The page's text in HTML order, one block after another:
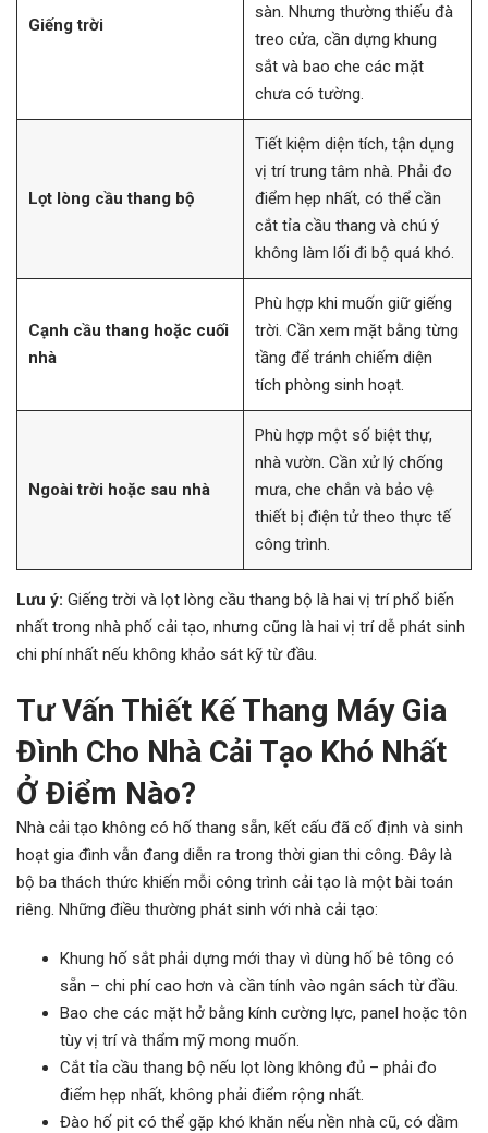
Giếng trời
sàn. Nhưng thường thiếu đà
treo cửa, cần dựng khung
sắt và bao che các mặt
chưa có tường.
Lọt lòng cầu thang bộ
Tiết kiệm diện tích, tận dụng
vị trí trung tâm nhà. Phải đo
điểm hẹp nhất, có thể cần
cắt tỉa cầu thang và chú ý
không làm lối đi bộ quá khó.
Cạnh cầu thang hoặc cuối
nhà
Phù hợp khi muốn giữ giếng
trời. Cần xem mặt bằng từng
tầng để tránh chiếm diện
tích phòng sinh hoạt.
Ngoài trời hoặc sau nhà
Phù hợp một số biệt thự,
nhà vườn. Cần xử lý chống
mưa, che chắn và bảo vệ
thiết bị điện tử theo thực tế
công trình.
Lưu ý: Giếng trời và lọt lòng cầu thang bộ là hai vị trí phổ biến
nhất trong nhà phố cải tạo, nhưng cũng là hai vị trí dễ phát sinh
chi phí nhất nếu không khảo sát kỹ từ đầu.
Tư Vấn Thiết Kế Thang Máy Gia
Đình Cho Nhà Cải Tạo Khó Nhất
Ở Điểm Nào?
Nhà cải tạo không có hố thang sẵn, kết cấu đã cố định và sinh
hoạt gia đình vẫn đang diễn ra trong thời gian thi công. Đây là
bộ ba thách thức khiến mỗi công trình cải tạo là một bài toán
riêng. Những điều thường phát sinh với nhà cải tạo:
Khung hố sắt phải dựng mới thay vì dùng hố bê tông có
sẵn – chi phí cao hơn và cần tính vào ngân sách từ đầu.
Bao che các mặt hở bằng kính cường lực, panel hoặc tôn
tùy vị trí và thẩm mỹ mong muốn.
Cắt tỉa cầu thang bộ nếu lọt lòng không đủ – phải đo
điểm hẹp nhất, không phải điểm rộng nhất.
Đào hố pit có thể gặp khó khăn nếu nền nhà cũ, có dầm